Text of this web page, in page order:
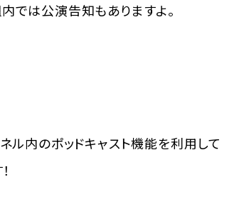
では公演告知もありますよ。
ル内のポッドキャスト機能を利用して